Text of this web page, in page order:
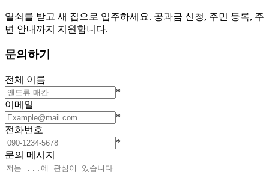
열쇠를 받고 새 집으로 입주하세요. 공과금 신청, 주민 등록, 주
변 안내까지 지원합니다.
문의하기
전체 이름
*
이메일
*
전화번호
*
문의 메시지